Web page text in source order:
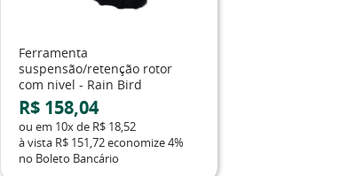
Ferramenta
suspensão/retenção rotor
com nivel - Rain Bird
R$ 158,04
ou em 10xde R$ 18,52
à vista R$ 151,72economize4%
no Boleto Bancário